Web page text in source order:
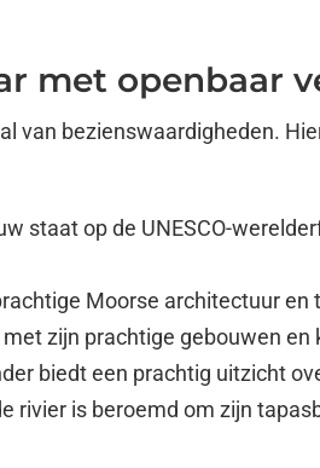
met openbaar
van bezienswaardigheden.
staat op de UNESCO-
Moorse architectuur en
zijn prachtige gebouwen en
biedt een prachtig uitzicht
rivier is beroemd om zijn